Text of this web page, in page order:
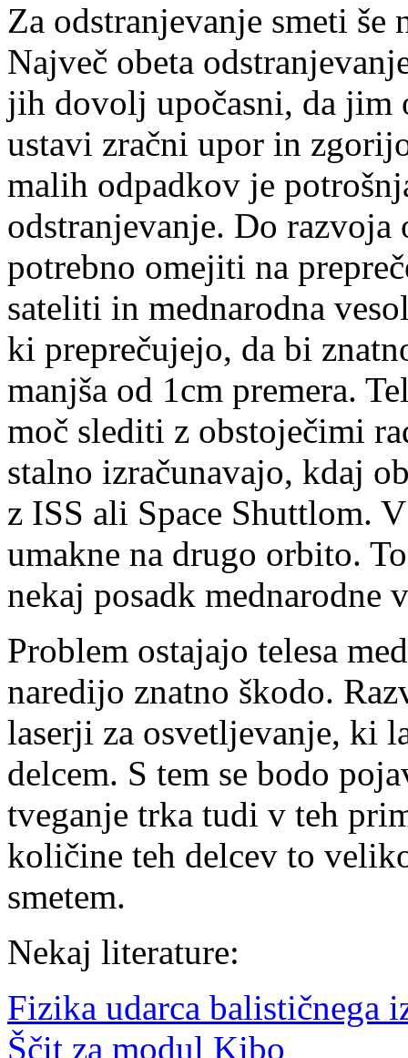
Za odstranjevanje smeti
Največ obeta
jih dovolj upočasni, da jim
ustavi zračni upor in
malih odpadkov je
odstranjevanje. Do razvoja
potrebno omejiti na
sateliti in mednarodna
ki preprečujejo, da bi
manjša od 1cm premera.
moč slediti z obstoječimi
stalno izračunavajo, kdaj
z ISS ali Space Shuttlom.
umakne na drugo orbito.
nekaj posadk mednarodne
Problem ostajajo telesa
naredijo znatno škodo.
laserji za osvetljevanje, ki
delcem. S tem se bodo
tveganje trka tudi v teh
količine teh delcev to
smetem.
Nekaj literature:
Fizika udarca balističnega
Ščit za modul Kibo